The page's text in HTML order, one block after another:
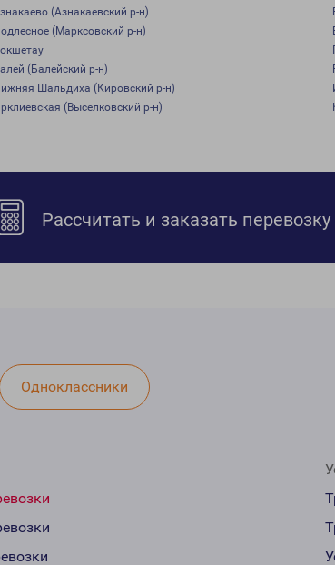
(Азнакаевский р-н)
(Марксовский р-н)
(Балейский р-н)
Шальдиха (Кировский р-н)
(Выселковский р-н)
Рассчитать и заказать перевозку
Одноклассники